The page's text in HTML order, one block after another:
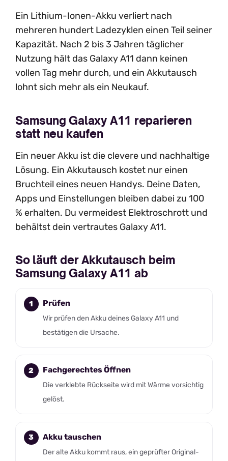
Ein Lithium-Ionen-Akku verliert nach
mehreren hundert Ladezyklen einen Teil seiner
Kapazität. Nach 2 bis 3 Jahren täglicher
Nutzung hält das Galaxy A11 dann keinen
vollen Tag mehr durch, und ein Akkutausch
lohnt sich mehr als ein Neukauf.
Samsung Galaxy A11 reparieren
statt neu kaufen
Ein neuer Akku ist die clevere und nachhaltige
Lösung. Ein Akkutausch kostet nur einen
Bruchteil eines neuen Handys. Deine Daten,
Apps und Einstellungen bleiben dabei zu 100
% erhalten. Du vermeidest Elektroschrott und
behältst dein vertrautes Galaxy A11.
So läuft der Akkutausch beim
Samsung Galaxy A11 ab
Prüfen
Wir prüfen den Akku deines Galaxy A11 und
bestätigen die Ursache.
Fachgerechtes Öffnen
Die verklebte Rückseite wird mit Wärme vorsichtig
gelöst.
Akku tauschen
Der alte Akku kommt raus, ein geprüfter Original-